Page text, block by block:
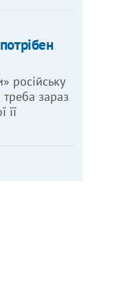
російську
зараз
її